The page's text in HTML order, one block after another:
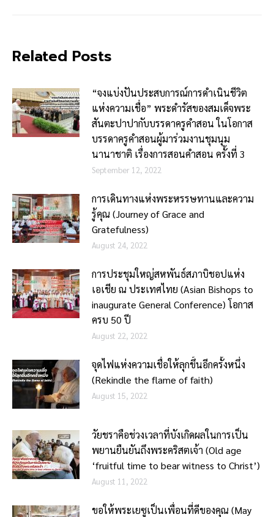
Related Posts
“จงแบ่งปันประสบการณ์การดำเนินชีวิต
แห่งความเชื่อ” พระดำรัสของสมเด็จพระ
สันตะปาปากับบรรดาครูคำสอน ในโอกาส
บรรดาครูคำสอนผู้มาร่วมงานชุมนุม
นานาชาติ เรื่องการสอนคำสอน ครั้งที่ 3
September 12, 2022
การเดินทางแห่งพระหรรษทานและความ
รู้คุณ (Journey of Grace and
Gratefulness)
August 24, 2022
การประชุมใหญ่สหพันธ์สภาบิชอปแห่ง
เอเชีย ณ ประเทศไทย (Asian Bishops to
inaugurate General Conference) โอกาส
ครบ 50 ปี
August 22, 2022
จุดไฟแห่งความเชื่อให้ลุกขึ้นอีกครั้งหนึ่ง
(Rekindle the flame of faith)
August 15, 2022
วัยชราคือช่วงเวลาที่บังเกิดผลในการเป็น
พยานยืนยันถึงพระคริสตเจ้า (Old age
‘fruitful time to bear witness to Christ’)
August 11, 2022
ขอให้พระเยซูเป็นเพื่อนที่ดีของคุณ (May